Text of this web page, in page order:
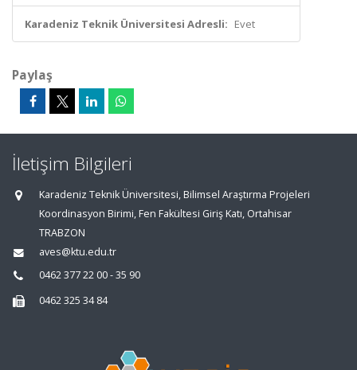
Karadeniz Teknik Üniversitesi Adresli: Evet
Paylaş
İletişim Bilgileri
Karadeniz Teknik Üniversitesi, Bilimsel Araştırma Projeleri
Koordinasyon Birimi, Fen Fakültesi Giriş Katı, Ortahisar
TRABZON
aves@ktu.edu.tr
0462 377 22 00 - 35 90
0462 325 34 84